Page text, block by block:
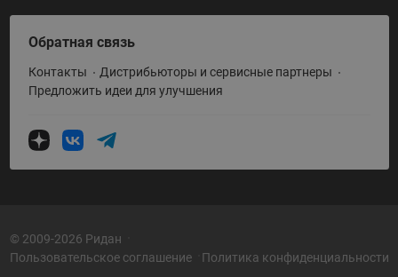
Холодильная техника
Приводная техника
Промышленная автоматика
Теплообменное оборудование
Насосное оборудование
HeatPlatform (Тепловая платформа)
Полезные программы и инструменты
Условия поставки
Обратная связь
Контакты
Дистрибьюторы и сервисные партнеры
Предложить идеи для улучшения
© 2009-2026 Ридан
Пользовательское соглашение
Политика конфиденциальности